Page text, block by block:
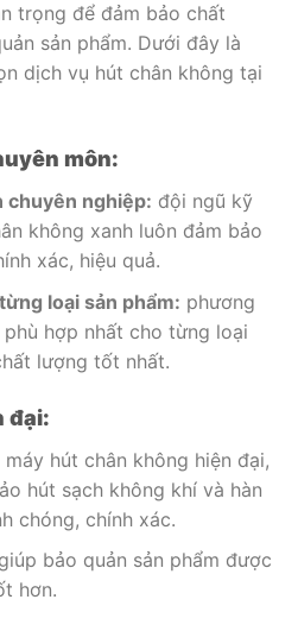
trọng để đảm bảo chất
sản phẩm. Dưới đây là
dịch vụ hút chân không tại
môn:
chuyên nghiệp: đội ngũ kỹ
không xanh luôn đảm bảo
xác, hiệu quả.
loại sản phẩm: phương
hợp nhất cho từng loại
lượng tốt nhất.
đại:
máy hút chân không hiện đại,
hút sạch không khí và hàn
chóng, chính xác.
giúp bảo quản sản phẩm được
hơn.